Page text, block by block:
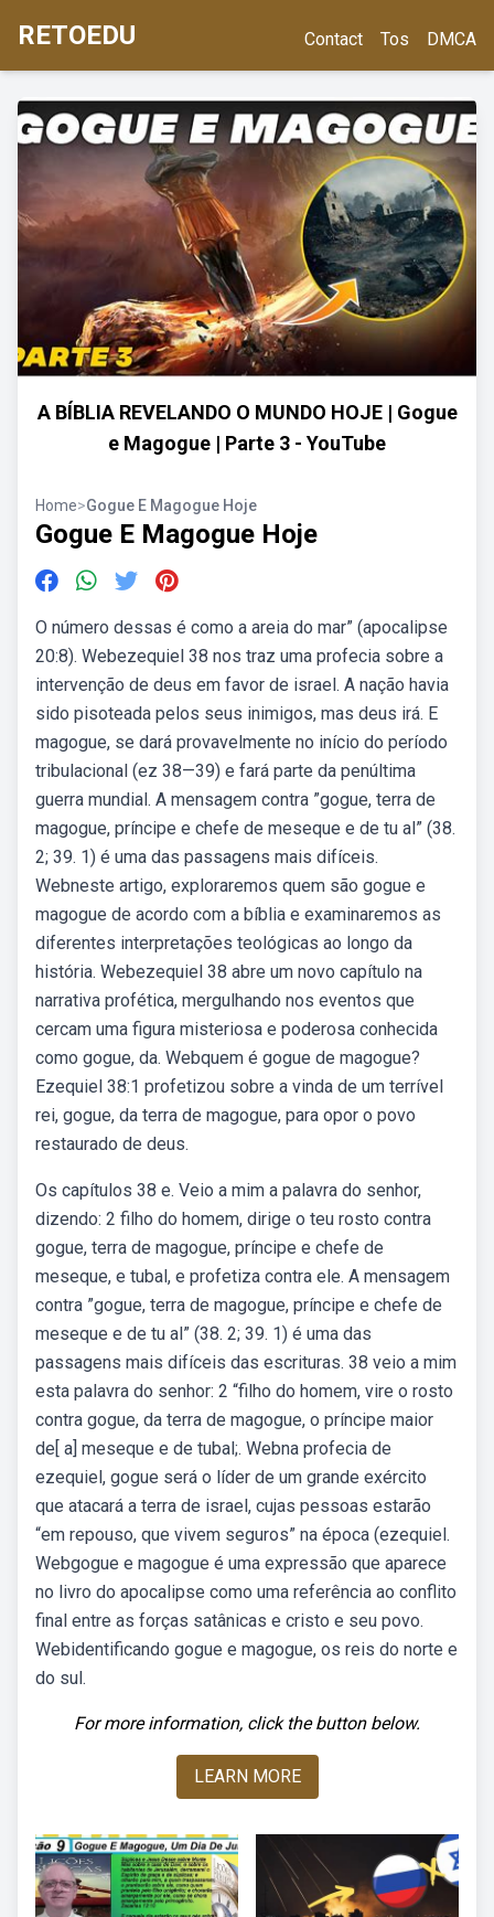
RETOEDU Contact Tos DMCA
A BÍBLIA REVELANDO O MUNDO HOJE | Gogue
e Magogue | Parte 3 - YouTube
Home>Gogue E Magogue Hoje
Gogue E Magogue Hoje
O número dessas é como a areia do mar” (apocalipse
20:8). Webezequiel 38 nos traz uma profecia sobre a
intervenção de deus em favor de israel. A nação havia
sido pisoteada pelos seus inimigos, mas deus irá. E
magogue, se dará provavelmente no início do período
tribulacional (ez 38—39) e fará parte da penúltima
guerra mundial. A mensagem contra ”gogue, terra de
magogue, príncipe e chefe de meseque e de tu­ al” (38.
2; 39. 1) é uma das passagens mais difíceis.
Webneste artigo, exploraremos quem são gogue e
magogue de acordo com a bíblia e examinaremos as
diferentes interpretações teológicas ao longo da
história. Webezequiel 38 abre um novo capítulo na
narrativa profética, mergulhando nos eventos que
cercam uma figura misteriosa e poderosa conhecida
como gogue, da. Webquem é gogue de magogue?
Ezequiel 38:1 profetizou sobre a vinda de um terrível
rei, gogue, da terra de magogue, para opor o povo
restaurado de deus.
Os capítulos 38 e. Veio a mim a palavra do senhor,
dizendo: 2 filho do homem, dirige o teu rosto contra
gogue, terra de magogue, príncipe e chefe de
meseque, e tubal, e profetiza contra ele. A mensagem
contra ”gogue, terra de magogue, príncipe e chefe de
meseque e de tu­ al” (38. 2; 39. 1) é uma das
passagens mais difíceis das escrituras. 38 veio a mim
esta palavra do senhor: 2 “filho do homem, vire o rosto
contra gogue, da terra de magogue, o príncipe maior
de[ a] meseque e de tubal;. Webna profecia de
ezequiel, gogue será o líder de um grande exército
que atacará a terra de israel, cujas pessoas estarão
“em repouso, que vivem seguros” na época (ezequiel.
Webgogue e magogue é uma expressão que aparece
no livro do apocalipse como uma referência ao conflito
final entre as forças satânicas e cristo e seu povo.
Webidentificando gogue e magogue, os reis do norte e
do sul.
For more information, click the button below.
LEARN MORE